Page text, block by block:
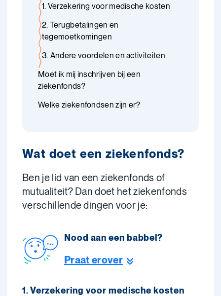
1. Verzekering voor medische kosten
2. Terugbetalingen en
tegemoetkomingen
3. Andere voordelen en activiteiten
Moet ik mij inschrijven bij een
ziekenfonds?
Welke ziekenfondsen zijn er?
Wat doet een ziekenfonds?
Ben je lid van een ziekenfonds of
mutualiteit? Dan doet het ziekenfonds
verschillende dingen voor je:
Nood aan een babbel?
Praat erover
1. Verzekering voor medische kosten